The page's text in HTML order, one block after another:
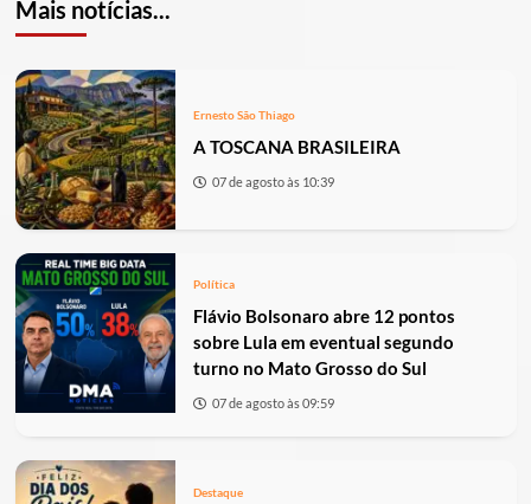
Mais notícias...
Ernesto São Thiago
A TOSCANA BRASILEIRA
07 de agosto às 10:39
Política
Flávio Bolsonaro abre 12 pontos
sobre Lula em eventual segundo
turno no Mato Grosso do Sul
07 de agosto às 09:59
Destaque